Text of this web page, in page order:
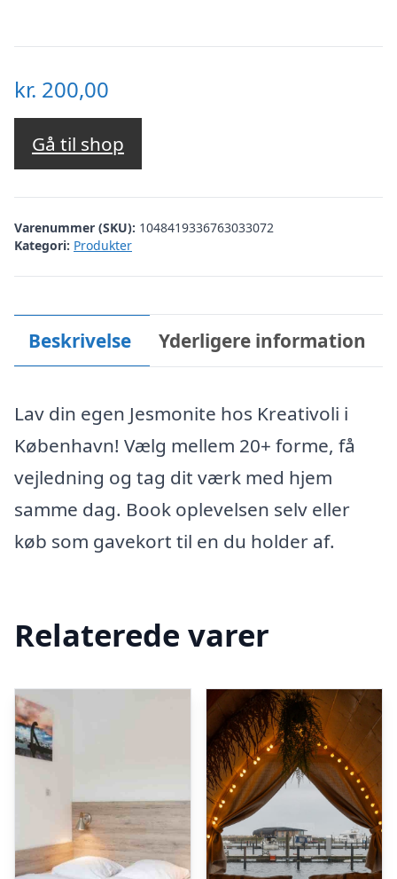
kr. 200,00
Gå til shop
Varenummer (SKU): 1048419336763033072
Kategori: Produkter
Beskrivelse Yderligere information
Lav din egen Jesmonite hos Kreativoli i
København! Vælg mellem 20+ forme, få
vejledning og tag dit værk med hjem
samme dag. Book oplevelsen selv eller
køb som gavekort til en du holder af.
Relaterede varer